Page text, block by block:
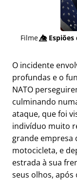
Filme👁️⃤Espiões
O incidente
profundas e o
NATO
culminando
ataque, que foi
indivíduo muito
grande empresa
motocicleta, e
estrada à sua
seus olhos, após